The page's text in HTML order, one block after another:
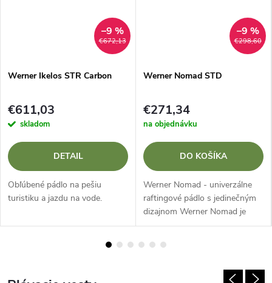
€672,13
–9 %
Werner Ikelos STR Carbon
€611,03
skladom
DETAIL
Obľúbené pádlo na pešiu
turistiku a jazdu na vode.
€298,60
–9 %
Werner Nomad STD
€271,34
na objednávku
DO KOŠÍKA
Werner Nomad - univerzálne
raftingové pádlo s jedinečným
dizajnom Werner Nomad je
špičkové kanoistické pádlo
Vďaka kombinácii rovného